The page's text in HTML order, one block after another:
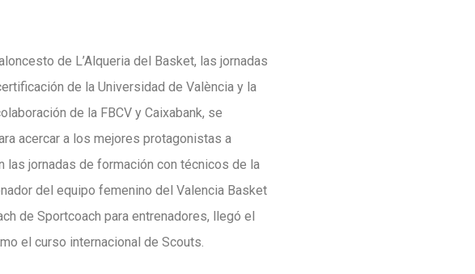
de L’Alqueria del Basket, las jornadas
de la Universidad de València y la
de la FBCV y Caixabank, se
acercar a los mejores protagonistas a
jornadas de formación con técnicos de la
del equipo femenino del Valencia Basket
de Sportcoach para entrenadores, llegó el
el curso internacional de Scouts.